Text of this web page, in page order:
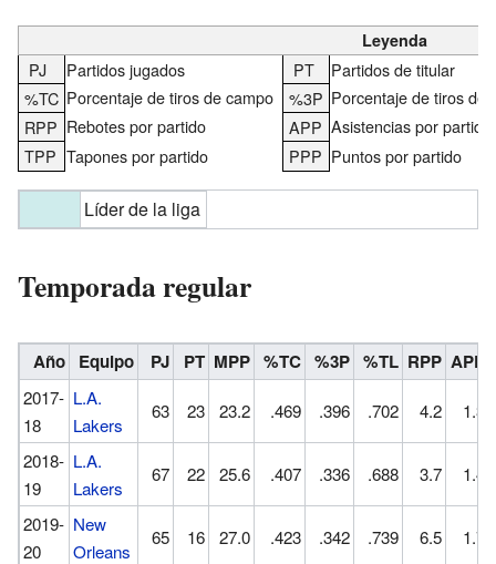
Leyenda
PJ Partidos jugados PT
Partidos de titular
%TC Porcentaje de tiros de campo %3P Porcentaje de tiros de
RPP Rebotes por partido APP Asistencias por partido
TPP Tapones por partido PPP Puntos por partido
Líder de la liga
Temporada regular
Año Equipo PJ PT MPP %TC %3P %TL RPP APP
2017-
18
L.A.
Lakers
63 23 23.2 .469 .396 .702 4.2 1.3
2018-
19
L.A.
Lakers
67 22 25.6 .407 .336 .688 3.7 1.4
2019-
20
New
Orleans
65 16 27.0 .423 .342 .739 6.5 1.7